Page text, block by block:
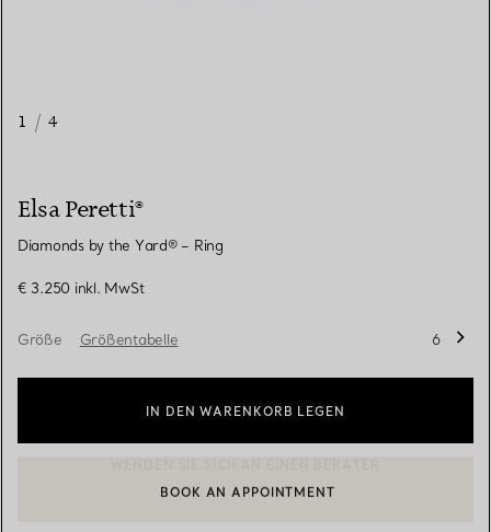
1 / 4
Elsa Peretti®
Diamonds by the Yard® – Ring
€ 3.250 inkl. MwSt
Größe Größentabelle 6
IN DEN WARENKORB LEGEN
EINEN KUNDENBERATER KONTAKTIEREN ODER EINEN
BOOK AN APPOINTMENT